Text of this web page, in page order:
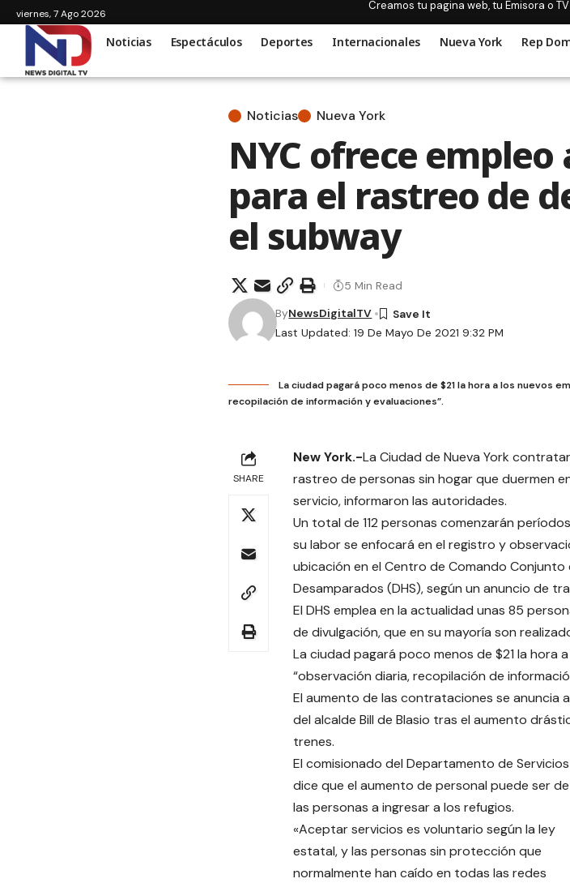
viernes, 7 Ago 2026
Creamos tu pagina web, tu Emisora o
Noticias Espectáculos Deportes Internacionales Nueva York Rep
Noticias Nueva York
NYC ofrece empleo
para el rastreo de
el subway
Last Updated: 19 De Mayo De 2021 9:32 PM
ByNewsDigitalTV
5 Min Read
La ciudad pagará poco menos de $21 la hora a los nuevos
recopilación de información y evaluaciones”.
SHARE
New York.-La Ciudad de Nueva York
rastreo de personas sin hogar que duermen
servicio, informaron las autoridades.
Un total de 112 personas comenzarán
su labor se enfocará en el registro y
ubicación en el Centro de Comando
Desamparados (DHS), según un anuncio de
El DHS emplea en la actualidad unas 85
de divulgación, que en su mayoría son
La ciudad pagará poco menos de $21 la hora
“observación diaria, recopilación de
El aumento de las contrataciones se anuncia
del alcalde Bill de Blasio tras el aumento
trenes.
El comisionado del Departamento de
dice que el aumento de personal puede ser
las personas a ingresar a los refugios.
«Aceptar servicios es voluntario según la ley
estatal, y las personas sin protección que
normalmente han caído en todas las redes